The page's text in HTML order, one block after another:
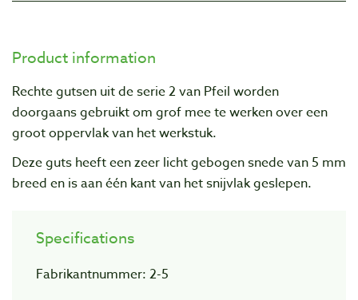
Product information
Rechte gutsen uit de serie 2 van Pfeil worden
doorgaans gebruikt om grof mee te werken over een
groot oppervlak van het werkstuk.
Deze guts heeft een zeer licht gebogen snede van 5 mm
breed en is aan één kant van het snijvlak geslepen.
Specifications
Fabrikantnummer: 2-5